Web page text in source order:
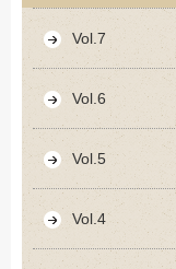
Vol.7
Vol.6
Vol.5
Vol.4